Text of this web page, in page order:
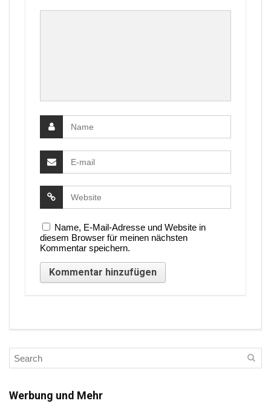
Name, E-Mail-Adresse und Website in
diesem Browser für meinen nächsten
Kommentar speichern.
Werbung und Mehr